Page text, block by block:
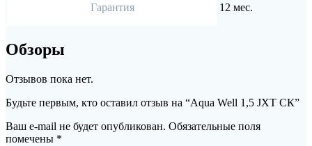
Гарантия 12 мес.
Обзоры
Отзывов пока нет.
Будьте первым, кто оставил отзыв на “Aqua Well 1,5 JXТ СК”
Ваш e-mail не будет опубликован. Обязательные поля
помечены *